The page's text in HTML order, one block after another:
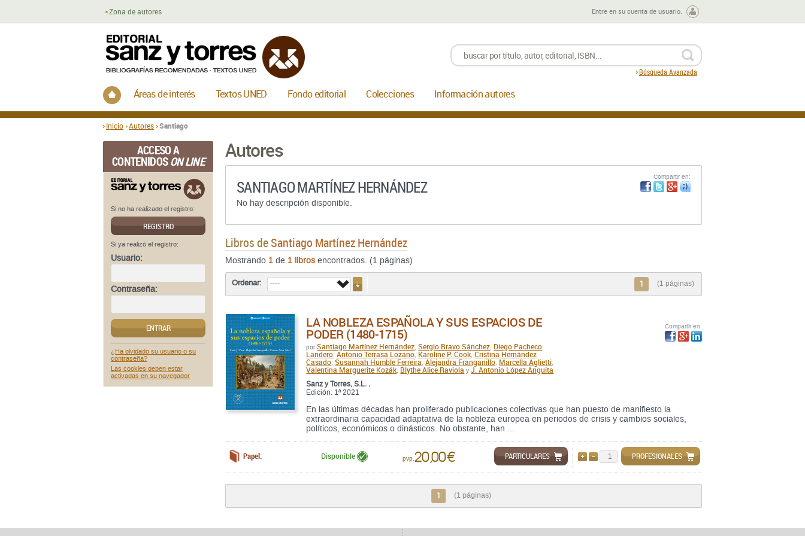
Inicio Autores Santiago
Entre en su cuenta de usuario.
Búsqueda Avanzada
Inicio
Áreas de interés Textos UNED Fondo editorial Colecciones Información autores
Zona de autores
ACCESO A
CONTENIDOSON LINE
Si no ha realizado el registro:
REGISTRO
Si ya realizó el registro:
Usuario:
Contraseña:
ENTRAR
¿Ha olvidado su usuario o su
contraseña?
Las cookies deben estar
activadas en su navegador
Autores
SANTIAGO MARTÍNEZ HERNÁNDEZ
Compartir en:
No hay descripción disponible.
Libros deSantiago Martínez Hernández
Mostrando 1 de 1 libros encontrados. (1 páginas)
Ordenar: 1 (1 páginas)
LA NOBLEZA ESPAÑOLA Y SUS ESPACIOS DE
PODER (1480-1715)
porSantiago Martínez Hernández ,Sergio Bravo Sánchez Diego Pacheco
Landero Antonio Terrasa Lozano Karoline P. Cook ,Cristina Hernández
Casado ,Susannah Humble Ferreira Alejandra Franganillo Marcella Aglietti
Valentina Marguerite Kozák Blythe Alice Raviola y J. Antonio López Anguita
Sanz y Torres, S.L. .
Edición: 1ª 2021
En las últimas décadas han proliferado publicaciones colectivas que han puesto de manifiesto la
extraordinaria capacidad adaptativa de la nobleza europea en periodos de crisis y cambios sociales,
políticos, económicos o dinásticos. No obstante, han ...
Compartir en:
Papel: Disponible pvp. 20,00 € AÑADIRQUITAR
PROFESIONALES
PARTICULARES
1 (1 páginas)